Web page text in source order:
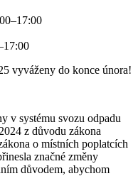
vyváženy do konce února!
v systému svozu odpadu
z důvodu zákona
o místních poplatcích
značné změny
důvodem, abychom